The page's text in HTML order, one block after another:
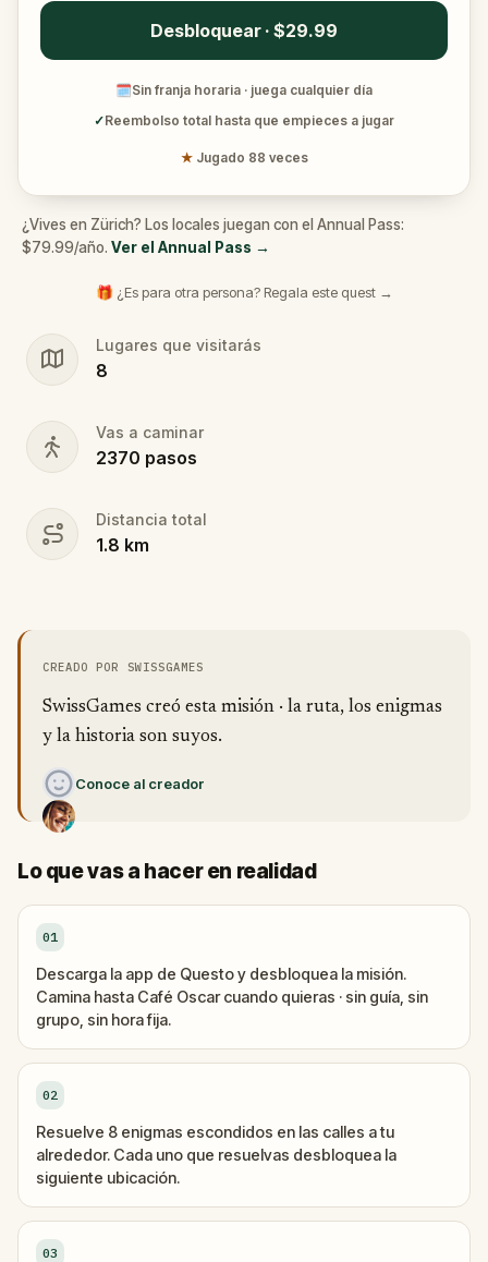
Desbloquear · $29.99
🗓Sin franja horaria · juega cualquier día
✓Reembolso total hasta que empieces a jugar
★ Jugado 88 veces
¿Vives en Zürich? Los locales juegan con el Annual Pass:
$79.99/año. Ver el Annual Pass →
🎁 ¿Es para otra persona? Regala este quest →
Lugares que visitarás
8
Vas a caminar
2370 pasos
Distancia total
1.8 km
CREADO POR SWISSGAMES
SwissGames creó esta misión · la ruta, los enigmas
y la historia son suyos.
Conoce al creador
Lo que vas a hacer en realidad
01
Descarga la app de Questo y desbloquea la misión.
Camina hasta Café Oscar cuando quieras · sin guía, sin
grupo, sin hora fija.
02
Resuelve 8 enigmas escondidos en las calles a tu
alrededor. Cada uno que resuelvas desbloquea la
siguiente ubicación.
03